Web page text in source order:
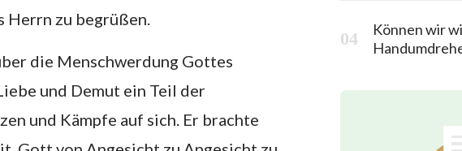
Herrn zu begrüßen.
die Menschwerdung Gottes
und Demut ein Teil der
und Kämpfe auf sich. Er brachte
Können wir